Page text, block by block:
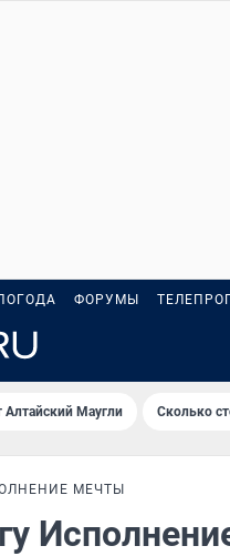
ФОРУМЫ
Алтайский Маугли Сколько
МЕЧТЫ